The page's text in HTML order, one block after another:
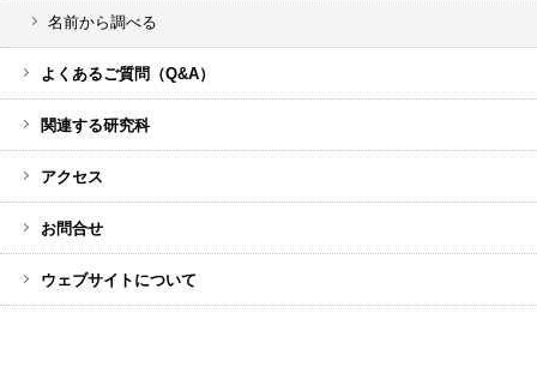
名前から調べる
よくあるご質問（Q&A）
関連する研究科
アクセス
お問合せ
ウェブサイトについて